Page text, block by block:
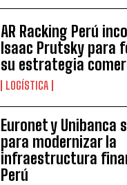
AR Racking Perú
Isaac Prutsky para
su estrategia
LOGÍSTICA
Euronet y Unibanca
para modernizar la
infraestructura
Perú